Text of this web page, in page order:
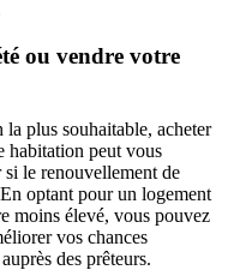
ou vendre votre
plus souhaitable, acheter
habitation peut vous
si le renouvellement de
optant pour un logement
moins élevé, vous pouvez
vos chances
des prêteurs.